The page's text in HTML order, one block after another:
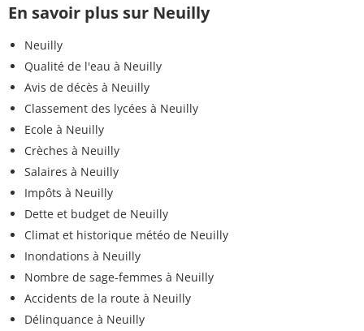
En savoir plus sur Neuilly
Neuilly
Qualité de l'eau à Neuilly
Avis de décès à Neuilly
Classement des lycées à Neuilly
Ecole à Neuilly
Crèches à Neuilly
Salaires à Neuilly
Impôts à Neuilly
Dette et budget de Neuilly
Climat et historique météo de Neuilly
Inondations à Neuilly
Nombre de sage-femmes à Neuilly
Accidents de la route à Neuilly
Délinquance à Neuilly